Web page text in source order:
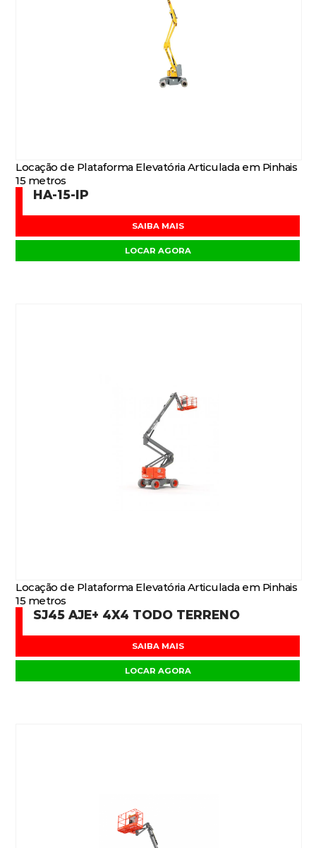
Locação de Plataforma Elevatória Articulada em Pinhais
15 metros
HA-15-IP
SAIBA MAIS
LOCAR AGORA
Locação de Plataforma Elevatória Articulada em Pinhais
15 metros
SJ45 AJE+ 4X4 TODO TERRENO
SAIBA MAIS
LOCAR AGORA